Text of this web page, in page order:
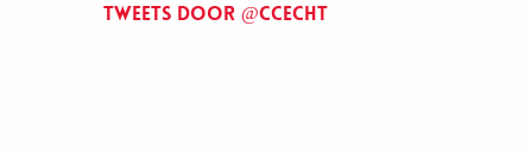
Tweets door @ccecht